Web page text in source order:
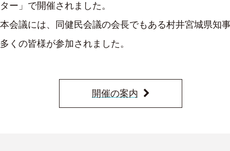
ター」で開催されました。
本会議には、同健民会議の会長でもある村井宮城県知
多くの皆様が参加されました。
開催の案内